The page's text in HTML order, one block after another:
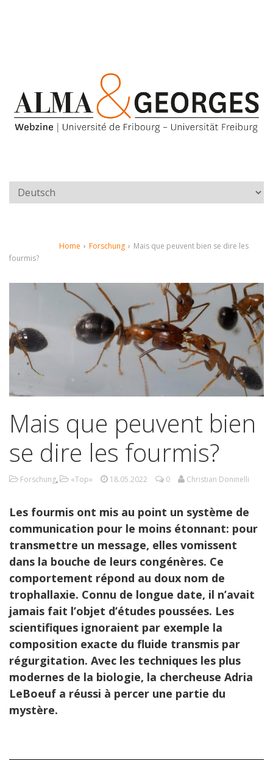
Home › Forschung › Mais que peuvent bien se dire les
fourmis?
Mais que peuvent bien
se dire les fourmis?
Forschung, «Top» 18.05.2022 0 Christian Doninelli
Les fourmis ont mis au point un système de
communication pour le moins étonnant: pour
transmettre un message, elles vomissent
dans la bouche de leurs congénères. Ce
comportement répond au doux nom de
trophallaxie. Connu de longue date, il n’avait
jamais fait l’objet d’études poussées. Les
scientifiques ignoraient par exemple la
composition exacte du fluide transmis par
régurgitation. Avec les techniques les plus
modernes de la biologie, la chercheuse Adria
LeBoeuf a réussi à percer une partie du
mystère.